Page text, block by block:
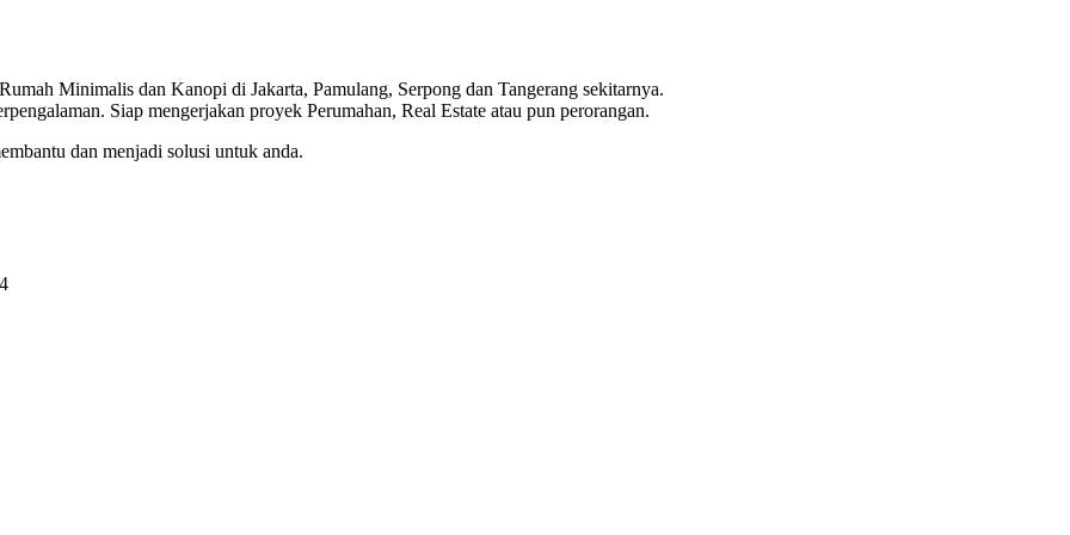
Minimalis dan Kanopi di Jakarta, Pamulang, Serpong dan Tangerang sekitarnya.
Siap mengerjakan proyek Perumahan, Real Estate atau pun perorangan.
dan menjadi solusi untuk anda.